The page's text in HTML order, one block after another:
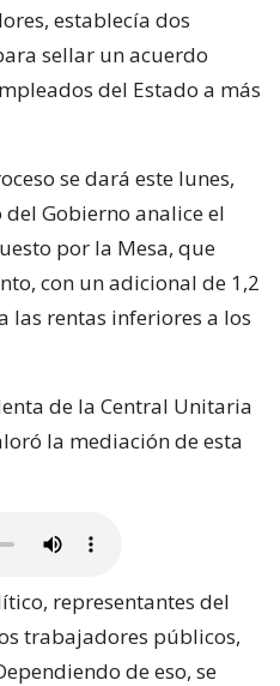
establecía dos
sellar un acuerdo
del Estado a más
se dará este lunes,
Gobierno analice el
por la Mesa, que
con un adicional de 1,2
las rentas inferiores a los
de la Central Unitaria
la mediación de esta
representantes del
trabajadores públicos,
de eso, se